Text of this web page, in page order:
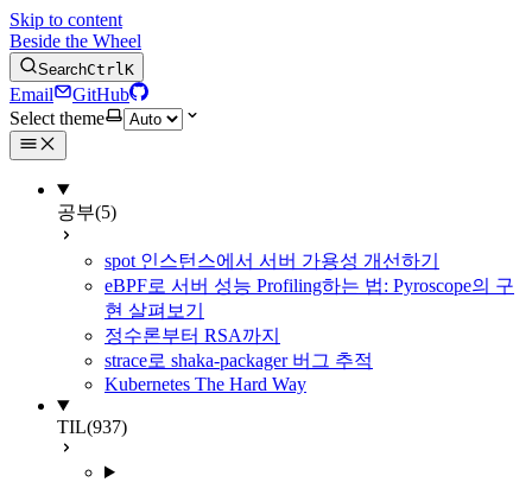
Skip to content
Beside the Wheel
SearchCtrlK
Email
GitHub
Select theme
공부(5)
spot 인스턴스에서 서버 가용성 개선하기
eBPF로 서버 성능 Profiling하는 법: Pyroscope의 구
현 살펴보기
정수론부터 RSA까지
strace로 shaka-packager 버그 추적
Kubernetes The Hard Way
TIL(937)